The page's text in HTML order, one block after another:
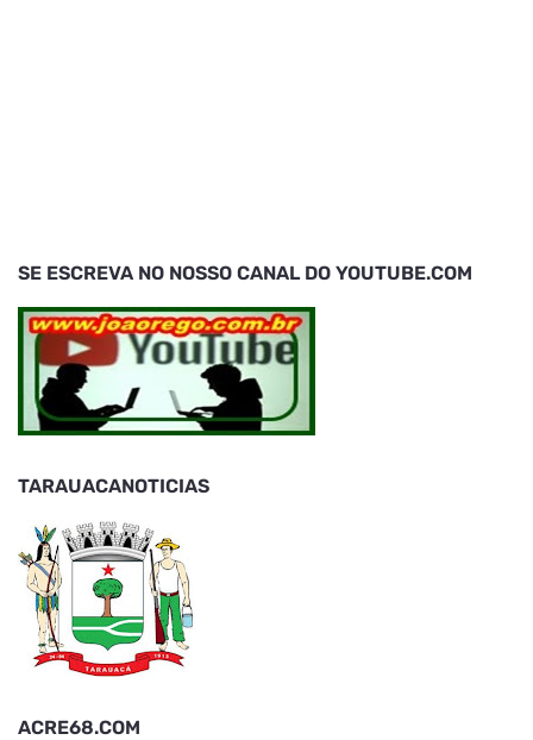
SE ESCREVA NO NOSSO CANAL DO YOUTUBE.COM
TARAUACANOTICIAS
ACRE68.COM